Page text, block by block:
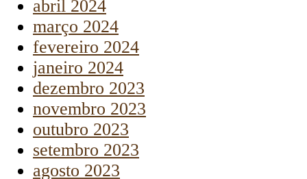
abril 2024
março 2024
fevereiro 2024
janeiro 2024
dezembro 2023
novembro 2023
outubro 2023
setembro 2023
agosto 2023